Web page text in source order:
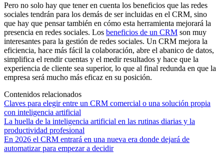
Pero no solo hay que tener en cuenta los beneficios que las redes
sociales tendrán para los demás de ser incluidas en el CRM, sino
que hay que pensar también en cómo esta herramienta mejorará la
presencia en redes sociales. Los beneficios de un CRM son muy
interesantes para la gestión de redes sociales. Un CRM mejora la
eficiencia, hace más fácil la colaboración, abre el abanico de datos,
simplifica el rendir cuentas y el medir resultados y hace que la
experiencia de cliente sea superior, lo que al final redunda en que la
empresa será mucho más eficaz en su posición.
Contenidos relacionados
Claves para elegir entre un CRM comercial o una solución propia
con inteligencia artificial
La huella de la inteligencia artificial en las rutinas diarias y la
productividad profesional
En 2026 el CRM entrará en una nueva era donde dejará de
automatizar para empezar a decidir